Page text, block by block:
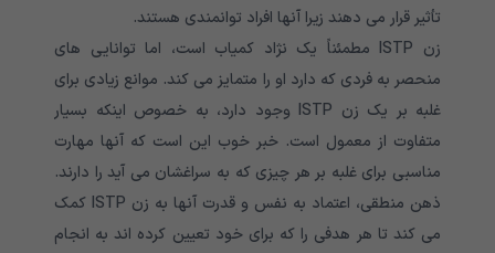
تأثیر قرار می دهند زیرا آنها افراد توانمندی هستند.
زن ISTP مطمئناً یک نژاد کمیاب است، اما توانایی های
منحصر به فردی که دارد او را متمایز می کند. موانع زیادی برای
غلبه بر یک زن ISTP وجود دارد، به خصوص اینکه بسیار
متفاوت از معمول است. خبر خوب این است که آنها مهارت
مناسبی برای غلبه بر هر چیزی که به سراغشان می آید را دارند.
ذهن منطقی، اعتماد به نفس و قدرت آنها به زن ISTP کمک
می کند تا هر هدفی را که برای خود تعیین کرده اند به انجام